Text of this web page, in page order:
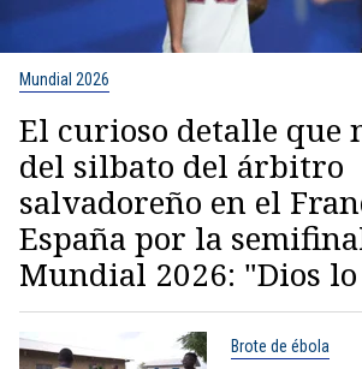
Mundial 2026
El curioso detalle que
del silbato del árbitro
salvadoreño en el
España por la
Mundial 2026: "Dios
Brote de ébola